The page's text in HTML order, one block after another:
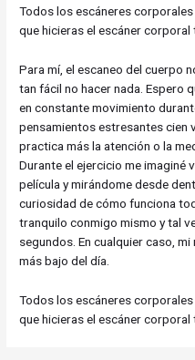
Todos los escáneres corporales
que hicieras el escáner corporal
Para mí, el escaneo del cuerpo
tan fácil no hacer nada. Espero
en constante movimiento
pensamientos estresantes cien
practica más la atención o la
Durante el ejercicio me imaginé
película y mirándome desde
curiosidad de cómo funciona
tranquilo conmigo mismo y tal
segundos. En cualquier caso,
más bajo del día.
Todos los escáneres corporales
que hicieras el escáner corporal